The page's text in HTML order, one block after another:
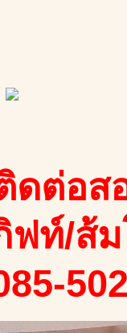
ดต่อส
ฟท์/ส้